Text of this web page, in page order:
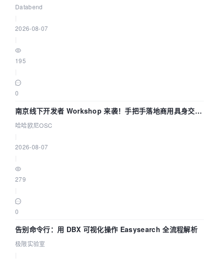
企业构建全链路 Trace 数据管道
Databend
2026-08-07
195
0
南京线下开发者 Workshop 来袭！手把手落地商用具身交互
智能 Agent 应用
哈哈欧尼OSC
2026-08-07
279
0
告别命令行：用 DBX 可视化操作 Easysearch 全流程解析
极限实验室